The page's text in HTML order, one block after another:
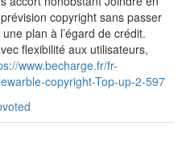
copyright sans passer
plan à l’égard de crédit.
flexibilité aux utilisateurs,
www.becharge.fr/fr-
copyright-Top-up-2-597